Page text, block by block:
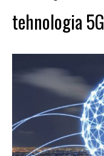
tehnologia 5G